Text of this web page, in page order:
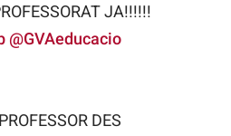
JA!!!!!!
@GVAeducacio
DES